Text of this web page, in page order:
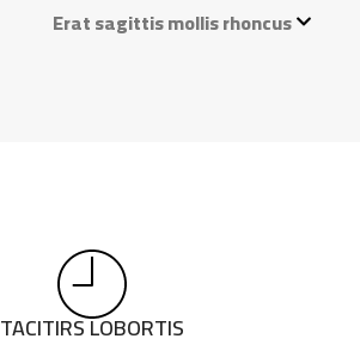
Erat sagittis mollis rhoncus
TACITIRS LOBORTIS